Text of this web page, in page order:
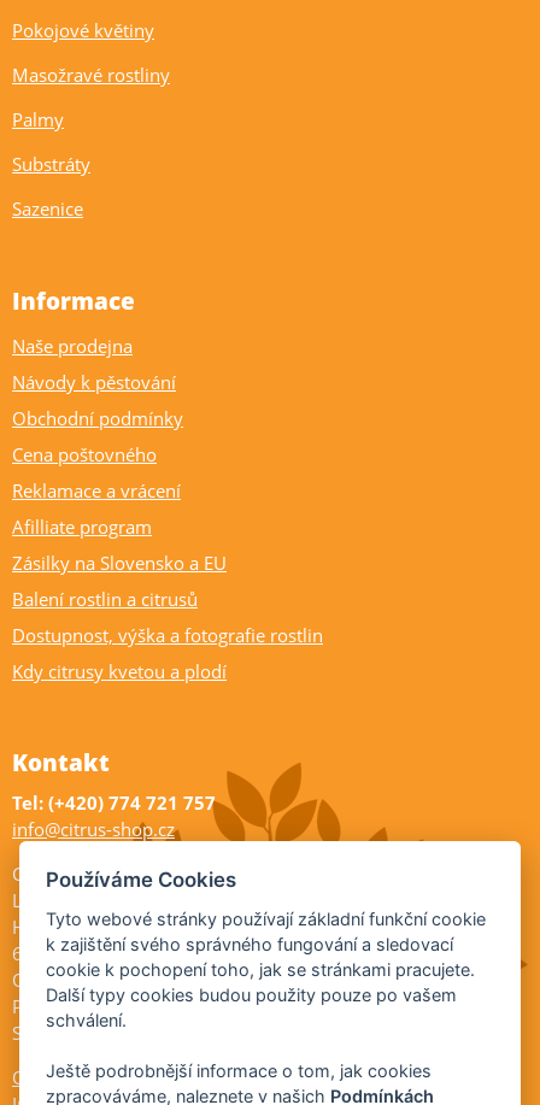
Pokojové květiny
Masožravé rostliny
Palmy
Substráty
Sazenice
Informace
Naše prodejna
Návody k pěstování
Obchodní podmínky
Cena poštovného
Reklamace a vrácení
Afilliate program
Zásilky na Slovensko a EU
Balení rostlin a citrusů
Dostupnost, výška a fotografie rostlin
Kdy citrusy kvetou a plodí
Kontakt
Tel: (+420) 774 721 757
info@citrus-shop.cz
Citrus shop zahradnictví
Legionářů 2
Hodonín
695 01
Otevřeno:
Po-Pá 9-17
So 9-11:30
Ochrana osobních údajů
Používáme Cookies
Tyto webové stránky používají základní funkční cookie
k zajištění svého správného fungování a sledovací
cookie k pochopení toho, jak se stránkami pracujete.
Další typy cookies budou použity pouze po vašem
schválení.
Ještě podrobnější informace o tom, jak cookies
zpracováváme, naleznete v našich Podmínkách